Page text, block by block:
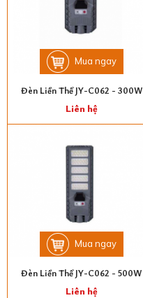
Mua ngay
Đèn Liền Thể JY-C062 - 300W
Liên hệ
Mua ngay
Đèn Liền Thể JY-C062 - 500W
Liên hệ